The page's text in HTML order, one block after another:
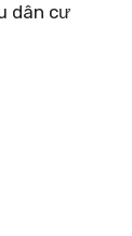
dân cư